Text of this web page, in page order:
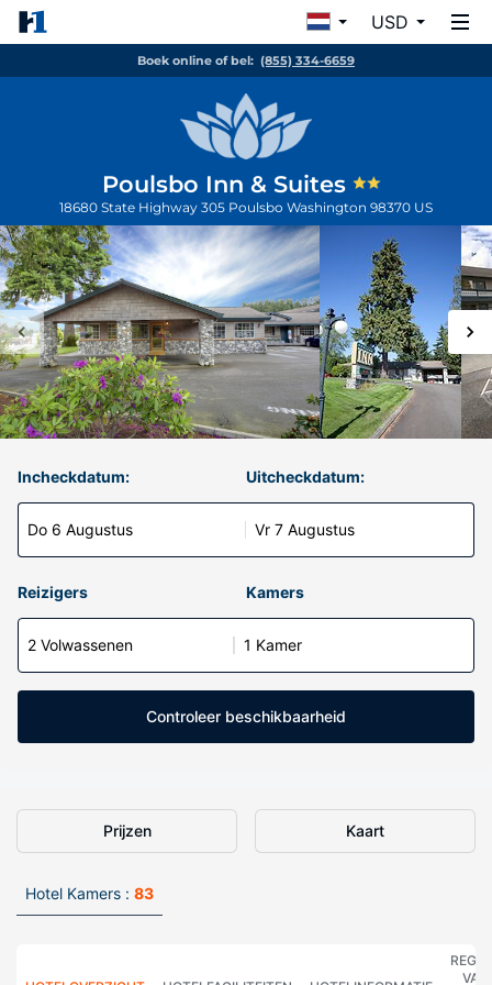
USD
Boek online of bel: (855) 334-6659
Poulsbo Inn & Suites
18680 State Highway 305 Poulsbo Washington 98370 US
Incheckdatum:
Do 6 Augustus
Uitcheckdatum:
Vr 7 Augustus
Reizigers Kamers
2 Volwassenen 1 Kamer
Controleer beschikbaarheid
Prijzen Kaart
Hotel Kamers : 83
VAN